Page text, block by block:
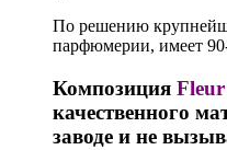
По решению
парфюмерии, имеет
Композиция
качественного
заводе и не